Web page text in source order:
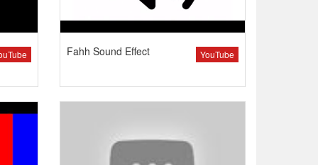
YouTube
Fahh Sound Effect